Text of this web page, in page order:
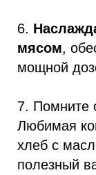
6.
мясом,
мощной
7. Помните
Любимая
хлеб с
полезный